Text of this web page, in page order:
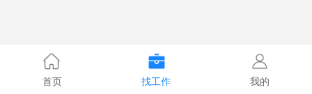
首页 找工作 我的